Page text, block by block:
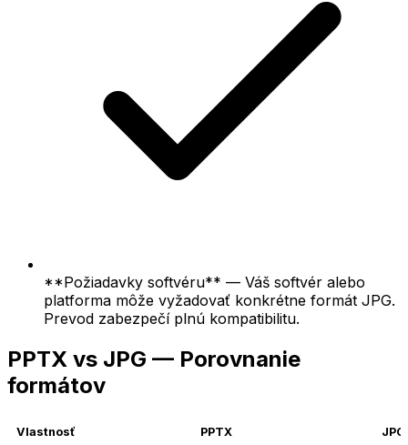
**Požiadavky softvéru** — Váš softvér alebo
platforma môže vyžadovať konkrétne formát JPG.
Prevod zabezpečí plnú kompatibilitu.
PPTX vs JPG — Porovnanie
formátov
Vlastnosť PPTX JPG